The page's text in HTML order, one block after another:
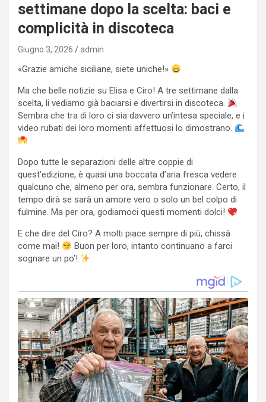
settimane dopo la scelta: baci e
complicità in discoteca
Giugno 3, 2026 admin
«Grazie amiche siciliane, siete uniche!»
Ma che belle notizie su Elisa e Ciro! A tre settimane dalla
scelta, li vediamo già baciarsi e divertirsi in discoteca.
Sembra che tra di loro ci sia davvero un’intesa speciale, e i
video rubati dei loro momenti affettuosi lo dimostrano.
Dopo tutte le separazioni delle altre coppie di
quest’edizione, è quasi una boccata d’aria fresca vedere
qualcuno che, almeno per ora, sembra funzionare. Certo, il
tempo dirà se sarà un amore vero o solo un bel colpo di
fulmine. Ma per ora, godiamoci questi momenti dolci!
E che dire del Ciro? A molti piace sempre di più, chissà
come mai!
Buon per loro, intanto continuano a farci
sognare un po’!